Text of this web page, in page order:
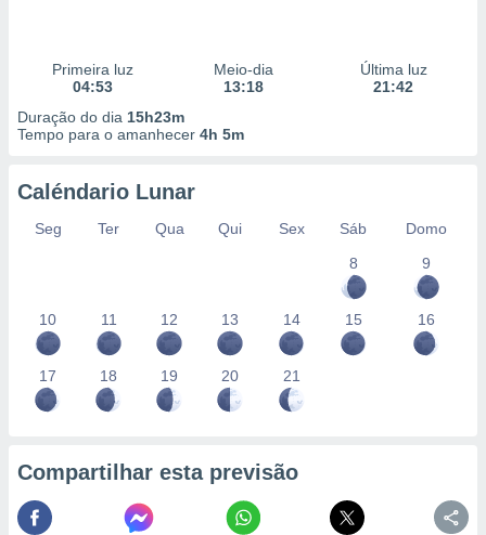
Primeira luz
04:53
Meio-dia
13:18
Última luz
21:42
Duração do dia 15h23m
Tempo para o amanhecer 4h 5m
Caléndario Lunar
Seg Ter Qua Qui Sex Sáb
Domo
8
9
10 11 12 13 14 15 16
17 18 19 20 21
Compartilhar esta previsão